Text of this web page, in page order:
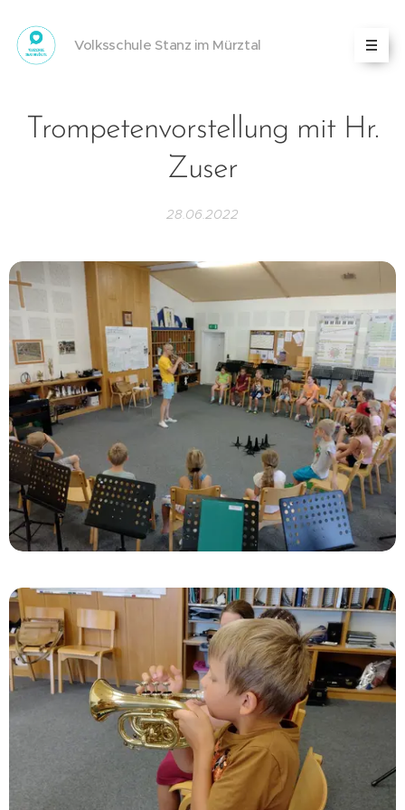
Volksschule Stanz im Mürztal
Trompetenvorstellung mit Hr.
Zuser
28.06.2022